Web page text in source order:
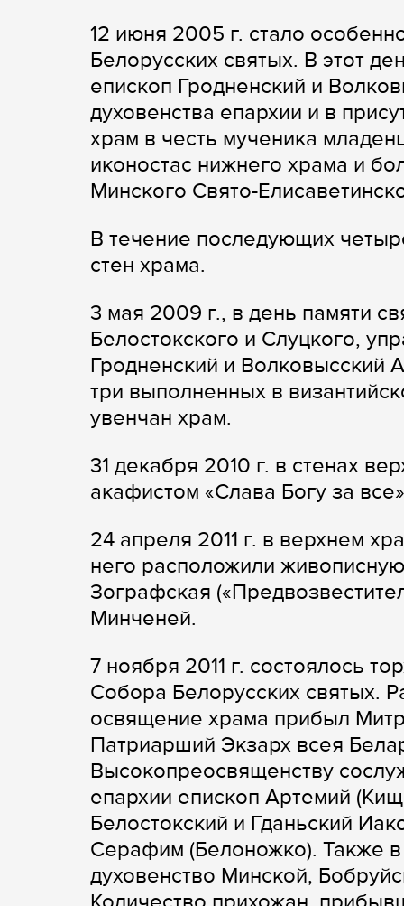
12 июня 2005 г. стало
Белорусских святых. В этот
епископ Гродненский и
духовенства епархии и в
храм в честь мученика
иконостас нижнего храма и
Минского Свято-
В течение последующих
стен храма.
3 мая 2009 г., в день памяти
Белостокского и Слуцкого,
Гродненский и Волковысский
три выполненных в
увенчан храм.
31 декабря 2010 г. в стенах
акафистом «Слава Богу за
24 апреля 2011 г. в верхнем
него расположили
Зографская
Минченей.
7 ноября 2011 г. состоялось
Собора Белорусских святых.
освящение храма прибыл
Патриарший Экзарх всея
Высокопреосвященству
епархии епископ Артемий
Белостокский и Гданьский
Серафим (Белоножко). Также
духовенство Минской,